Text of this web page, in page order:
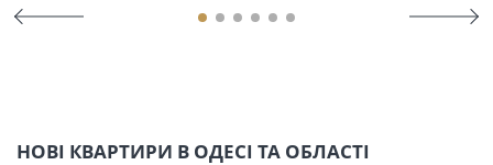
НОВІ КВАРТИРИ В ОДЕСІ ТА ОБЛАСТІ